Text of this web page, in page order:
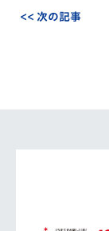
<< 次の記事